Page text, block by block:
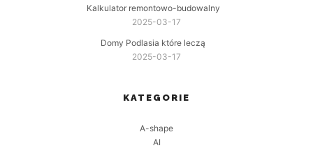
Kalkulator remontowo-budowalny
2025-03-17
Domy Podlasia które leczą
2025-03-17
KATEGORIE
A-shape
AI